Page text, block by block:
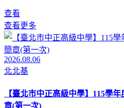
查看
查看更多
2026.08.06
北北基
【臺北市中正高級中學】115學
章(第一次)